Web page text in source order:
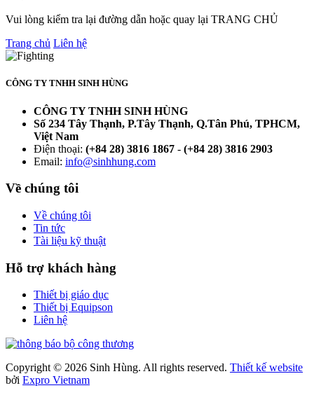
Vui lòng kiểm tra lại đường dẫn hoặc quay lại TRANG CHỦ
Trang chủ Liên hệ
CÔNG TY TNHH SINH HÙNG
CÔNG TY TNHH SINH HÙNG
Số 234 Tây Thạnh, P.Tây Thạnh, Q.Tân Phú, TPHCM,
Việt Nam
Điện thoại: (+84 28) 3816 1867 - (+84 28) 3816 2903
Email: info@sinhhung.com
Về chúng tôi
Về chúng tôi
Tin tức
Tài liệu kỹ thuật
Hỗ trợ khách hàng
Thiết bị giáo dục
Thiết bị Equipson
Liên hệ
Copyright © 2026 Sinh Hùng. All rights reserved. Thiết kế website
bởi Expro Vietnam